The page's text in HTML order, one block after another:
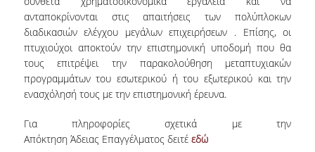
ΥΠΟΨΗΦΙΟΙ ΜΕΤΑΔΙΔΑΚΤΟΡΕΣ
ΜΗΤΡΩΑ ΤΜΗΜΑΤΟΣ
ΣΠΟΥΔΕΣ
ΟΔΗΓΟΣ ΣΠΟΥΔΩΝ
ανταποκρίνονται στις απαιτήσεις των πολύπλοκων
διαδικασιών ελέγχου μεγάλων επιχειρήσεων . Επίσης, οι
πτυχιούχοι αποκτούν την επιστημονική υποδομή που θα
τους επιτρέψει την παρακολούθηση μεταπτυχιακών
προγραμμάτων του εσωτερικού ή του εξωτερικού και την
ενασχόλησή τους με την επιστημονική έρευνα.
Για πληροφορίες σχετικά με την
Απόκτηση Άδειας Επαγγέλματος δειτέ εδώ